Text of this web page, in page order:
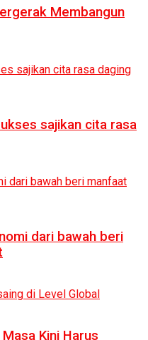
Membangun
sajikan cita rasa
dari bawah beri
Kini Harus